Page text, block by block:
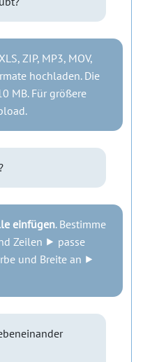
ZIP, MP3, MOV,
hochladen. Die
MB. Für größere
einfügen. Bestimme
Zeilen ⯈ passe
und Breite an ⯈